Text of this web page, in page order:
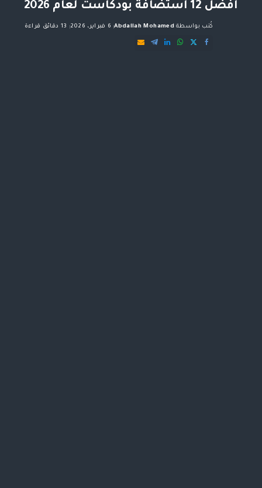
افضل 12 استضافة بودكاست لعام 2026
Posted
by
كُتب بواسطة Abdallah Mohamed 6 فبراير، 2026 13 دقائق قراءة